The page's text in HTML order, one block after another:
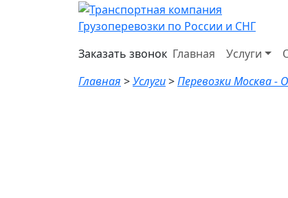
Грузоперевозки по России и СНГ
Заказать звонок Главная Услуги
Главная >Услуги>Перевозки Москва -